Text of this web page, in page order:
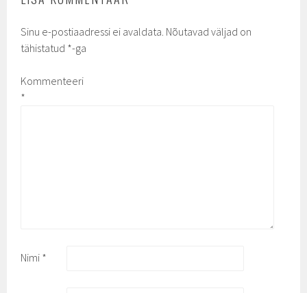
Sinu e-postiaadressi ei avaldata. Nõutavad väljad on
tähistatud *-ga
Kommenteeri
*
Nimi *